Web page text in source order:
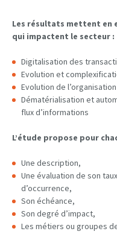
Les résultats mettent en
qui impactent le secteur :
Digitalisation des
Evolution et
Evolution de
Dématérialisation et
flux d’informations
L’étude propose pour
Une description,
Une évaluation de son
d’occurrence,
Son échéance,
Son degré d’impact,
Les métiers ou groupes